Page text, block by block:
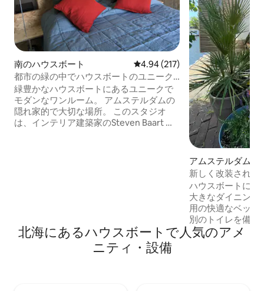
南のハウスボート レビュー217件、5つ星中4.94つ
4.94 (217)
都市の緑の中でハウスボートのユニーク
なスタジオ
緑豊かなハウスボートにあるユニークで
モダンなワンルーム。 アムステルダムの
隠れ家的で大切な場所。 このスタジオ
は、インテリア建築家のSteven Baart （
迎えしたいと考えています。
アムステルダム・
のハウスボート
新しく改装された
Waterhouse
ハウスボートに泊
大きなダイニン
用の快適なベッド
別のトイレを備え
を提供していま
眺めるクイーンサ
北海にあるハウスボートで人気のアメ
ニティ・設備